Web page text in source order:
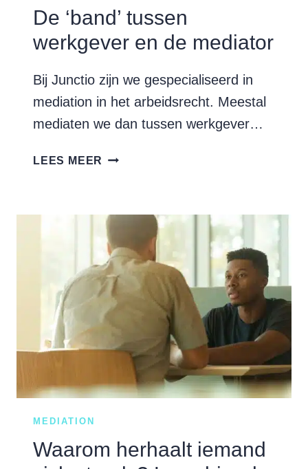
De ‘band’ tussen
werkgever en de mediator
Bij Junctio zijn we gespecialiseerd in
mediation in het arbeidsrecht. Meestal
mediaten we dan tussen werkgever…
LEES MEER DE
DE
MEDIATOR
MEDIATION
Waarom herhaalt iemand